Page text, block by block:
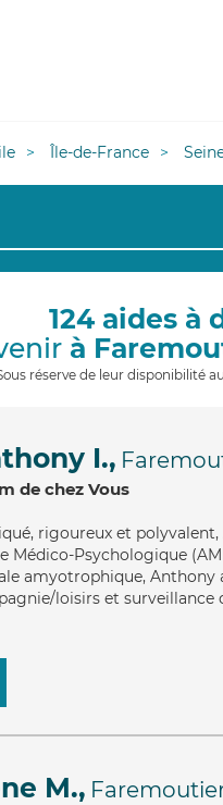
Île-de-France
124 aides à
à
réserve de leur disponibilité
I.,
de chez Vous
, rigoureux et
Médico-Psychologique
amyotrophique, Anthony
loisirs et surveillance
M.,